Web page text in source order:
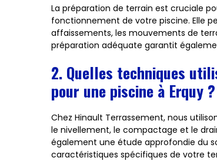
La préparation de terrain est cruciale
fonctionnement de votre piscine. Elle
affaissements, les mouvements de
préparation adéquate garantit
2. Quelles techniques
pour une piscine à Erquy ?
Chez Hinault Terrassement, nous
le nivellement, le compactage et le
également une étude approfondie du
caractéristiques spécifiques de votre